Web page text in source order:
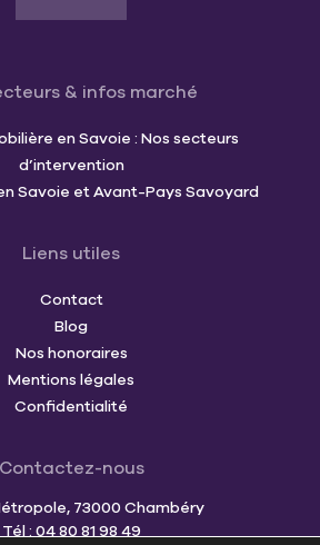
& infos marché
en Savoie : Nos secteurs
d’intervention
Savoie et Avant-Pays Savoyard
Liens utiles
Contact
Blog
Nos honoraires
Mentions légales
Confidentialité
Contactez-nous
73000 Chambéry
Tél : 04 80 81 98 49